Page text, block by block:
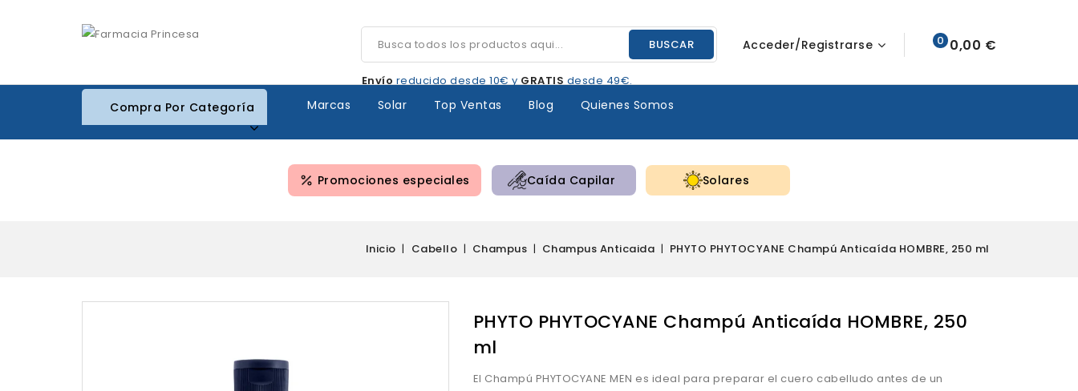
0 0,00 €
Acceder/Registrarse
BUSCAR
Envíoreducido desde 10€ yGRATISdesde 49€.
Compra Por Categoría Marcas Solar Top Ventas Blog Quienes Somos
Promociones especiales Caída Capilar Solares
Inicio Cabello Champus Champus Anticaida PHYTO PHYTOCYANE Champú Anticaída HOMBRE, 250 ml
PHYTO PHYTOCYANE Champú Anticaída HOMBRE, 250
ml
El Champú PHYTOCYANE MEN es ideal para preparar el cuero cabelludo antes de un